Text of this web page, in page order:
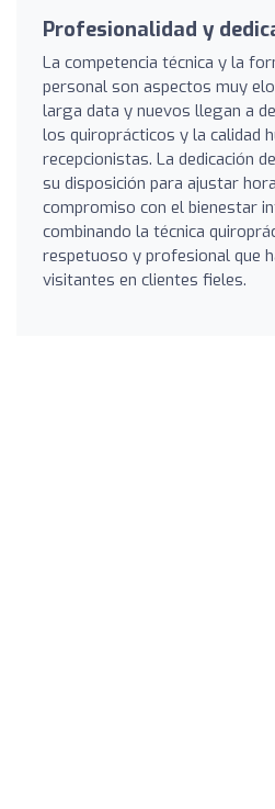
Profesionalidad y
La competencia técnica y la
personal son aspectos muy
larga data y nuevos llegan a
los quiroprácticos y la calidad
recepcionistas. La dedicación
su disposición para ajustar
compromiso con el bienestar
combinando la técnica
respetuoso y profesional que
visitantes en clientes fieles.